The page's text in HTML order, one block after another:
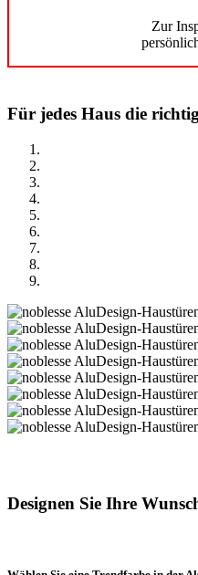
Zur
Für jedes Haus die
Designen Sie Ihre